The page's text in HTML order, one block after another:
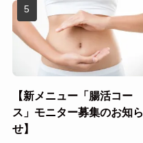
【新メニュー「腸活コー
ス」モニター募集のお知ら
せ】